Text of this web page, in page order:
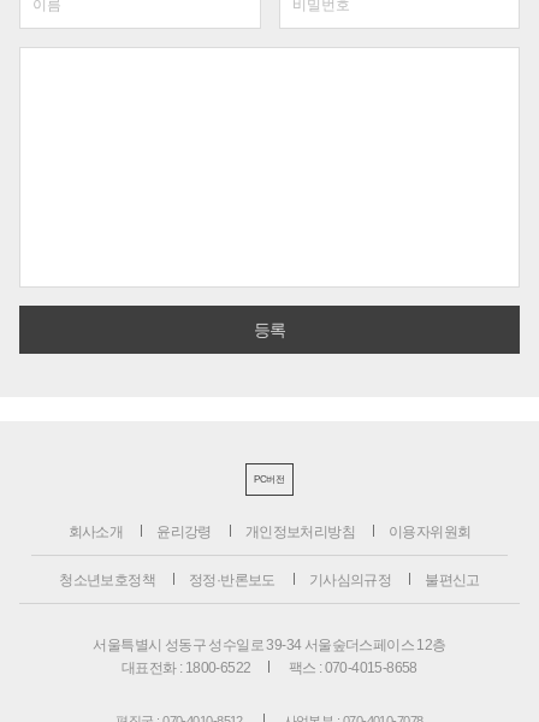
PC버전
회사소개 윤리강령 개인정보처리방침 이용자위원회
청소년보호정책 정정·반론보도 기사심의규정 불편신고
서울특별시 성동구 성수일로 39-34 서울숲더스페이스 12층
대표전화 : 1800-6522
팩스 : 070-4015-8658